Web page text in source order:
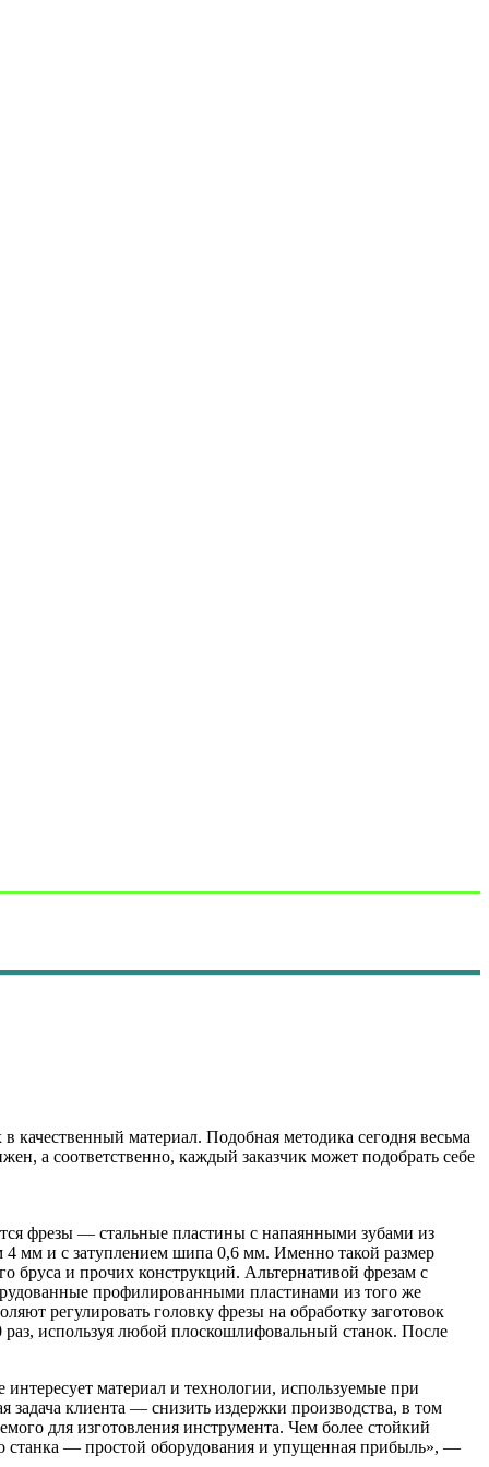
качественный материал. Подобная методика сегодня весьма
а соответственно, каждый заказчик может подобрать себе
фрезы — стальные пластины с напаянными зубами из
4 мм и с затуплением шипа 0,6 мм. Именно такой размер
бруса и прочих конструкций. Альтернативой фрезам с
профилированными пластинами из того же
регулировать головку фрезы на обработку заготовок
используя любой плоскошлифовальный станок. После
материал и технологии, используемые при
клиента — снизить издержки производства, в том
для изготовления инструмента. Чем более стойкий
станка — простой оборудования и упущенная прибыль», —